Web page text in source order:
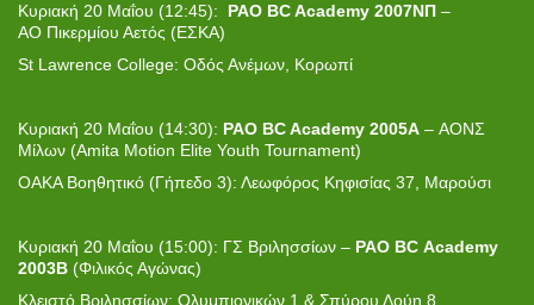
Κυριακή 20 Μαΐου (12:45): PAO BC Academy 2007ΝΠ –
ΑΟ Πικερμίου Αετός (ΕΣΚΑ)
St Lawrence College: Οδός Ανέμων, Κορωπί
Κυριακή 20 Μαΐου (14:30): PAO BC Academy 2005A – ΑΟΝΣ
Μίλων (Amita Motion Elite Youth Tournament)
ΟΑΚΑ Βοηθητικό (Γήπεδο 3): Λεωφόρος Κηφισίας 37, Μαρούσι
Κυριακή 20 Μαΐου (15:00): ΓΣ Βριλησσίων – PAO BC Academy
2003B (Φιλικός Αγώνας)
Κλειστό Βριλησσίων: Ολυμπιονικών 1 & Σπύρου Λούη 8,